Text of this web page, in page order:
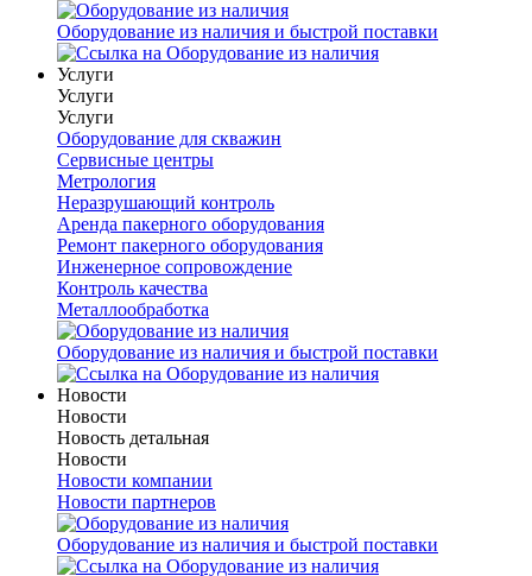
Оборудование из наличия и быстрой поставки
Услуги
Услуги
Услуги
Оборудование для скважин
Сервисные центры
Метрология
Неразрушающий контроль
Аренда пакерного оборудования
Ремонт пакерного оборудования
Инженерное сопровождение
Контроль качества
Металлообработка
Оборудование из наличия и быстрой поставки
Новости
Новости
Новость детальная
Новости
Новости компании
Новости партнеров
Оборудование из наличия и быстрой поставки